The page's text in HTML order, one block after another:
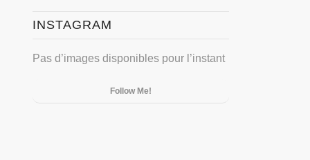
INSTAGRAM
Pas d’images disponibles pour l’instant
Follow Me!